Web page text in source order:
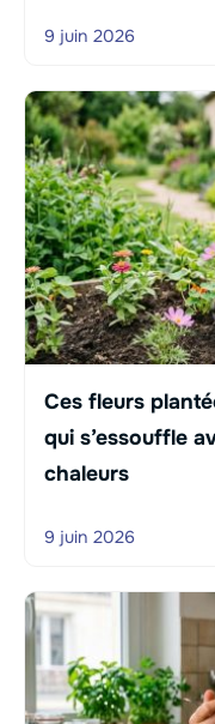
9 juin 2026
Ces fleurs
qui s’essouffle
chaleurs
9 juin 2026